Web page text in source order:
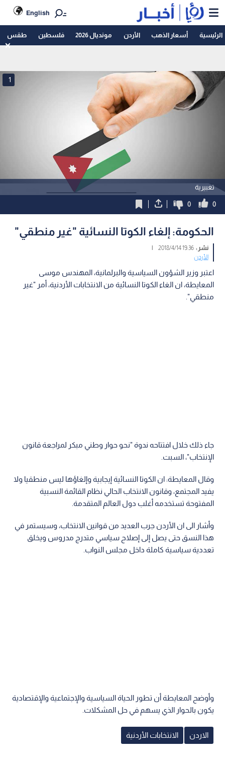
English
الرئيسية أسعار الذهب الأردن مونديال 2026 فلسطين طقس
تعبيرية
1
0
0
الحكومة: إلغاء الكوتا النسائية "غير منطقي"
نشر :19:36 2018/4/14
|
الأردن
اعتبر وزير الشؤون السياسية والبرلمانية، المهندس موسى
المعايطة، ان الغاء الكوتا النسائية من الانتخابات الأردنية، أمر "غير
منطقي".
جاء ذلك خلال افتتاحه ندوة "نحو حوار وطني مبكر لمراجعة قانون
الإنتخاب"، السبت.
وقال المعايطة: ان الكوتا النسائية إيجابية وإلغاؤها ليس منطقيا ولا
يفيد المجتمع، وقانون الانتخاب الحالي نظام القائمة النسبية
المفتوحة تستخدمه أغلب دول العالم المتقدمة.
وأشار الى ان الأردن جرب العديد من قوانين الانتخاب، وسيستمر في
هذا النسق حتى يصل إلى إصلاح سياسي متدرج مدروس ويخلق
تعددية سياسية كاملة داخل مجلس النواب.
وأوضح المعايطة أن تطور الحياة السياسية والإجتماعية والإقتصادية
يكون بالحوار الذي يسهم في حل المشكلات.
الاردن الانتخابات الأردنية